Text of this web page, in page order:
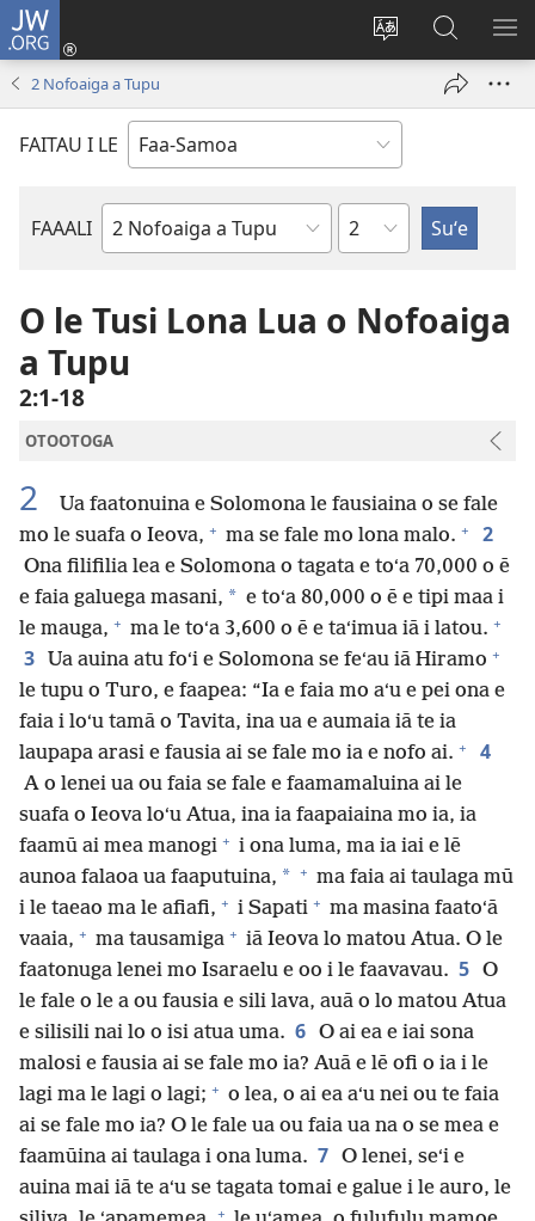
JW.ORG
Sui
gagana
o
le
tafaʻilagi
Log
isi
Suʻe
le
2 Nofoaiga a Tupu
FAITAU I LE
FAAALI
Tusi
le
Tusi
Paia
Mataupu
O le Tusi Lona Lua o Nofoaiga
a Tupu
2:1-18
OTOOTOGA
2
Ua faatonuina e Solomona le fausiaina o se fale
mo le suafa o Ieova, + ma se fale mo lona malo. + 2
Ona filifilia lea e Solomona o tagata e toʻa 70,000 o ē
e faia galuega masani, * e toʻa 80,000 o ē e tipi maa i
le mauga, + ma le toʻa 3,600 o ē e taʻimua iā i latou. +
3 Ua auina atu foʻi e Solomona se feʻau iā Hiramo +
le tupu o Turo, e faapea: “Ia e faia mo aʻu e pei ona e
faia i loʻu tamā o Tavita, ina ua e aumaia iā te ia
laupapa arasi e fausia ai se fale mo ia e nofo ai. + 4
A o lenei ua ou faia se fale e faamamaluina ai le
suafa o Ieova loʻu Atua, ina ia faapaiaina mo ia, ia
faamū ai mea manogi + i ona luma, ma ia iai e lē
aunoa falaoa ua faaputuina, * + ma faia ai taulaga mū
i le taeao ma le afiafi, + i Sapati + ma masina faatoʻā
vaaia, + ma tausamiga + iā Ieova lo matou Atua. O le
faatonuga lenei mo Isaraelu e oo i le faavavau. 5 O
le fale o le a ou fausia e sili lava, auā o lo matou Atua
e silisili nai lo o isi atua uma. 6 O ai ea e iai sona
malosi e fausia ai se fale mo ia? Auā e lē ofi o ia i le
lagi ma le lagi o lagi; + o lea, o ai ea aʻu nei ou te faia
ai se fale mo ia? O le fale ua ou faia ua na o se mea e
faamūina ai taulaga i ona luma. 7 O lenei, seʻi e
auina mai iā te aʻu se tagata tomai e galue i le auro, le
+